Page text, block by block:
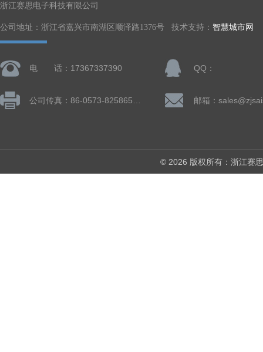
浙江赛思电子科技有限公司
公司地址：浙江省嘉兴市南湖区顺泽路1376号 技术支持： 智慧城市网
电 话：17367337390 QQ：
邮箱：
© 2026 版权所有：浙江赛